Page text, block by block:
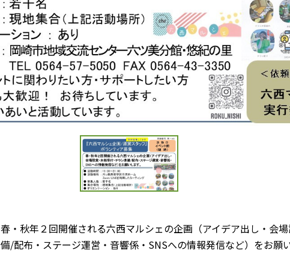
春・秋年２回開催される六西マルシェの企画（アイデア出し・会
備/配布・ステージ運営・音響係・SNSへの情報発信など）をお願い